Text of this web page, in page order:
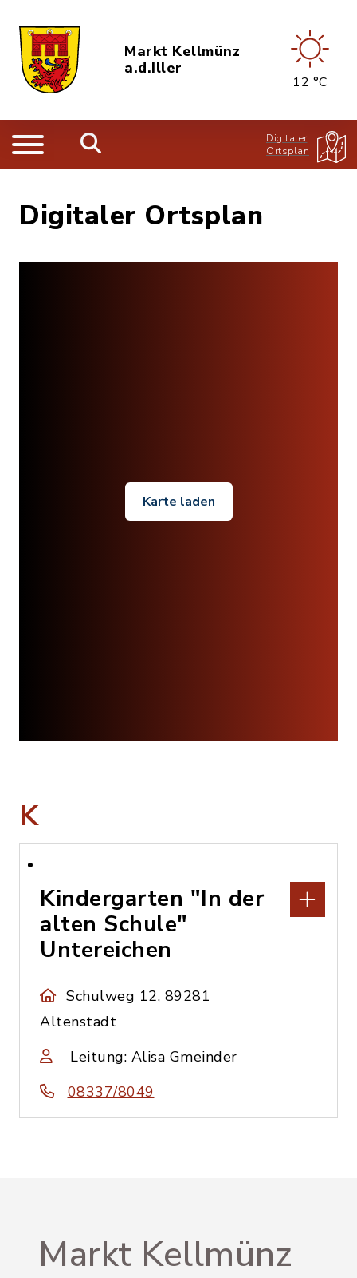
Markt Kellmünz
a.d.Iller
12 °C
Digitaler
Ortsplan
Digitaler Ortsplan
Karte laden
K
Kindergarten "In der
alten Schule"
Untereichen
Schulweg 12, 89281
Altenstadt
Leitung: Alisa Gmeinder
08337/8049
Markt Kellmünz